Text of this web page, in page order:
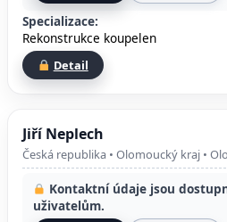
Specializace:
Rekonstrukce koupelen
Detail
Jiří Neplech
Česká republika • Olomoucký kraj •
Kontaktní údaje jsou
uživatelům.